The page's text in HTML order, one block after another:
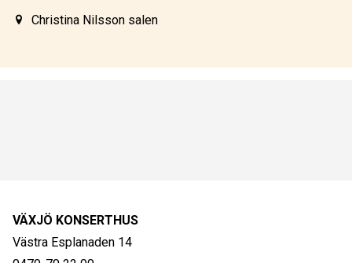
Christina Nilsson salen
VÄXJÖ KONSERTHUS
Västra Esplanaden 14